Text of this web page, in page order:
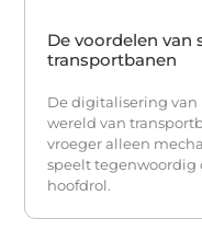
De voordelen
transportbanen
De digitalisering van
wereld van
vroeger alleen
speelt tegenwoordig
hoofdrol.